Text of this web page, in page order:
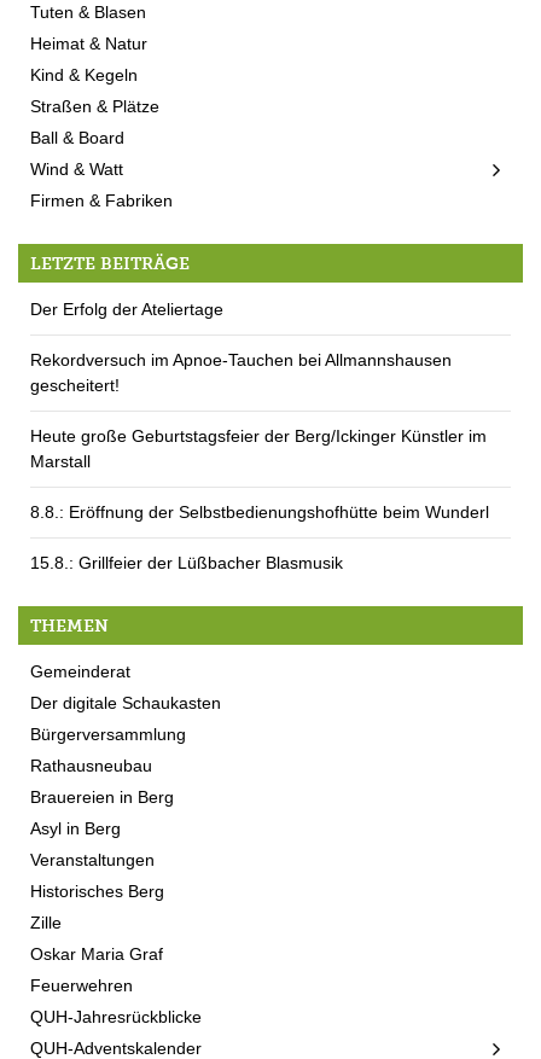
Tuten & Blasen
Heimat & Natur
Kind & Kegeln
Straßen & Plätze
Ball & Board
Wind & Watt
Firmen & Fabriken
LETZTE BEITRÄGE
Der Erfolg der Ateliertage
Rekordversuch im Apnoe-Tauchen bei Allmannshausen
gescheitert!
Heute große Geburtstagsfeier der Berg/Ickinger Künstler im
Marstall
8.8.: Eröffnung der Selbstbedienungshofhütte beim Wunderl
15.8.: Grillfeier der Lüßbacher Blasmusik
THEMEN
Gemeinderat
Der digitale Schaukasten
Bürgerversammlung
Rathausneubau
Brauereien in Berg
Asyl in Berg
Veranstaltungen
Historisches Berg
Zille
Oskar Maria Graf
Feuerwehren
QUH-Jahresrückblicke
QUH-Adventskalender